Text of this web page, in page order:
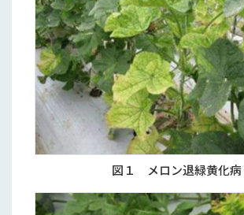
図１ メロン退緑黄化病